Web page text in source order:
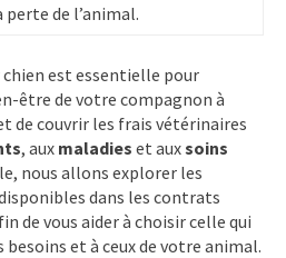
perte de l’animal.
chien est essentielle pour
être de votre compagnon à
de couvrir les frais vétérinaires
, aux maladies et auxsoins
nous allons explorer les
dans les contrats
de vous aider à choisir celle qui
et à ceux de votre animal.